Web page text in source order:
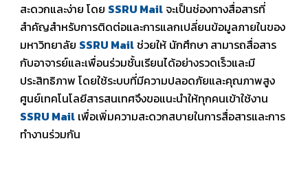
สะดวกและง่าย โดย SSRU Mailจะเป็นช่องทางสื่อสารที่
สำคัญสำหรับการติดต่อและการแลกเปลี่ยนข้อมูลภายในของ
มหาวิทยาลัย SSRU Mailช่วยให้ นักศึกษา สามารถสื่อสาร
กับอาจารย์และเพื่อนร่วมชั้นเรียนได้อย่างรวดเร็วและมี
ประสิทธิภาพ โดยใช้ระบบที่มีความปลอดภัยและคุณภาพสูง
ศูนย์เทคโนโลยีสารสนเทศจึงขอแนะนำให้ทุกคนเข้าใช้งาน
SSRU Mail เพื่อเพิ่มความสะดวกสบายในการสื่อสารและการ
ทำงานร่วมกัน